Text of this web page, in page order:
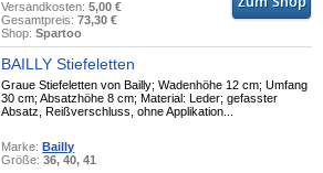
Versandkosten:5,00 €
Gesamtpreis:73,30 €
Shop:Spartoo
BAILLY Stiefeletten
Graue Stiefeletten von Bailly; Wadenhöhe 12 cm; Umfang
30 cm; Absatzhöhe 8 cm; Material: Leder; gefasster
Absatz, Reißverschluss, ohne Applikation...
Marke:Bailly
Größe:36, 40, 41